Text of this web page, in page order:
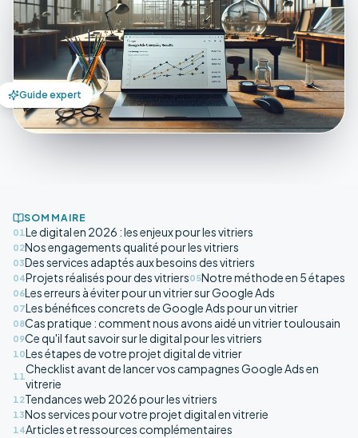
Guide expert
SOMMAIRE
01Le digital en 2026 : les enjeux pour les vitriers
02Nos engagements qualité pour les vitriers
03Des services adaptés aux besoins des vitriers
04Projets réalisés pour des vitriers05Notre méthode en 5 étapes
06Les erreurs à éviter pour un vitrier sur Google Ads
07Les bénéfices concrets de Google Ads pour un vitrier
08Cas pratique : comment nous avons aidé un vitrier toulousain
09Ce qu'il faut savoir sur le digital pour les vitriers
10Les étapes de votre projet digital de vitrier
11
Checklist avant de lancer vos campagnes Google Ads en
vitrerie
12Tendances web 2026 pour les vitriers
13Nos services pour votre projet digital en vitrerie
14Articles et ressources complémentaires